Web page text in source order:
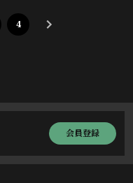
4
会員登録